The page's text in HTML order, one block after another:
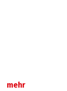
mehr